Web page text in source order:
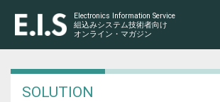
Electronics Information Service
組込みシステム技術者向け
オンライン・マガジン
SOLUTION